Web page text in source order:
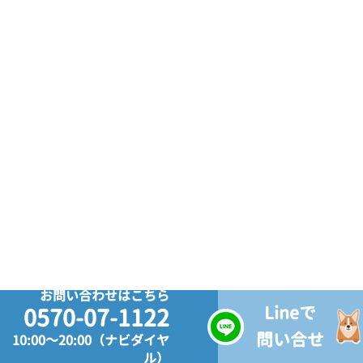
お問い合わせはこちら
0570-07-1122
10:00～20:00（ナビダイヤ
ル）
Lineで
問い合せ